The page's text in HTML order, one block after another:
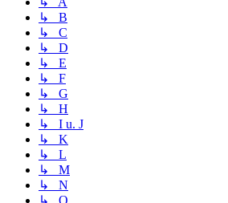
↳ B
↳ C
↳ D
↳ E
↳ F
↳ G
↳ H
↳ I u. J
↳ K
↳ L
↳ M
↳ N
↳ O